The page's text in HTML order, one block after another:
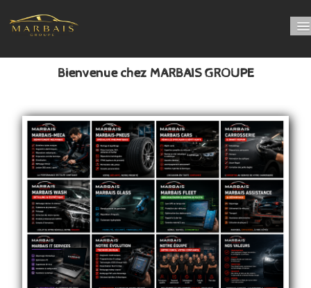
Bienvenue chez MARBAIS GROUPE
Nos départements
LUBRIFIANT
0
Bienvenue chez MARBAIS GROUPE